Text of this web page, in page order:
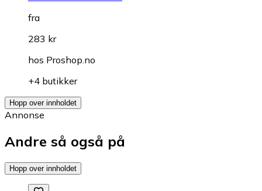
fra
283 kr
hos Proshop.no
+4 butikker
Hopp over innholdet
Annonse
Andre så også på
Hopp over innholdet